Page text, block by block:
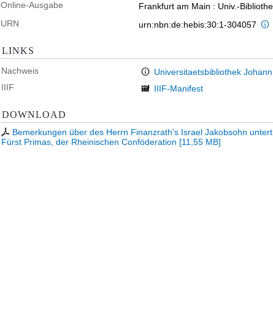
Online-Ausgabe
Frankfurt am Main : Univ.-
URN
urn:nbn:de:hebis:30:1-304057
LINKS
Nachweis
Universitaetsbibliothek
IIIF
IIIF-Manifest
DOWNLOAD
Bemerkungen über des Herrn Finanzrath's Israel Jakobsohn
Fürst Primas, der Rheinischen Conföderation [11,55 MB]